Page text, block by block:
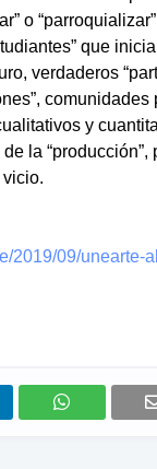
o
que
verdaderos
comunidades
y
la “producción”,
2019/09/unearte-